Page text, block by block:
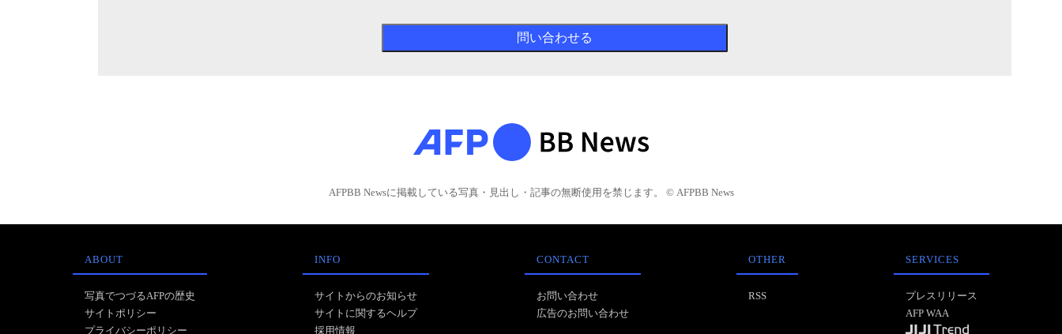
AFPBB Newsに掲載している写真・見出し・記事の無断使用を禁じます。 © AFPBB News
ABOUT
写真でつづるAFPの歴史
サイトポリシー
プライバシーポリシー
INFO
サイトからのお知らせ
サイトに関するヘルプ
採用情報
CONTACT
お問い合わせ
広告のお問い合わせ
OTHER
RSS
SERVICES
プレスリリース
AFP WAA